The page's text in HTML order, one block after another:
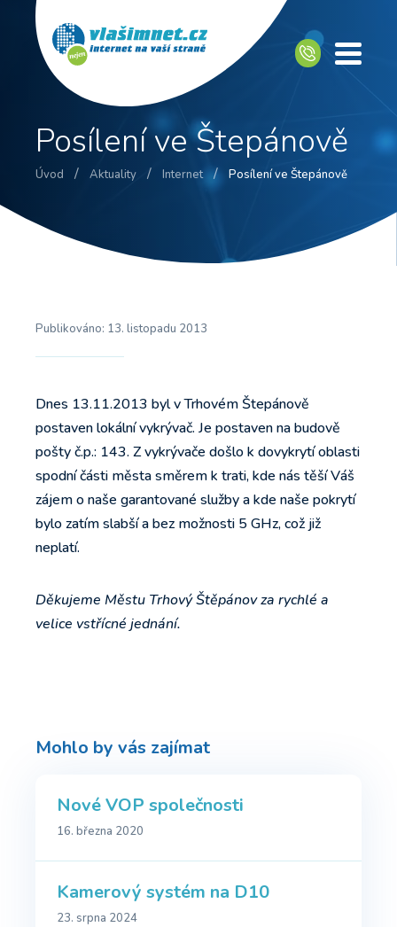
Posílení ve Štepánově
Úvod / Aktuality / Internet / Posílení ve Štepánově
Publikováno: 13. listopadu 2013
Dnes 13.11.2013 byl v Trhovém Štepánově
postaven lokální vykrývač. Je postaven na budově
pošty č.p.: 143. Z vykrývače došlo k dovykrytí oblasti
spodní části města směrem k trati, kde nás těší Váš
zájem o naše garantované služby a kde naše pokrytí
bylo zatím slabší a bez možnosti 5 GHz, což již
neplatí.
Děkujeme Městu Trhový Štěpánov za rychlé a
velice vstřícné jednání.
Mohlo by vás zajímat
Nové VOP společnosti
16. března 2020
Kamerový systém na D10
23. srpna 2024